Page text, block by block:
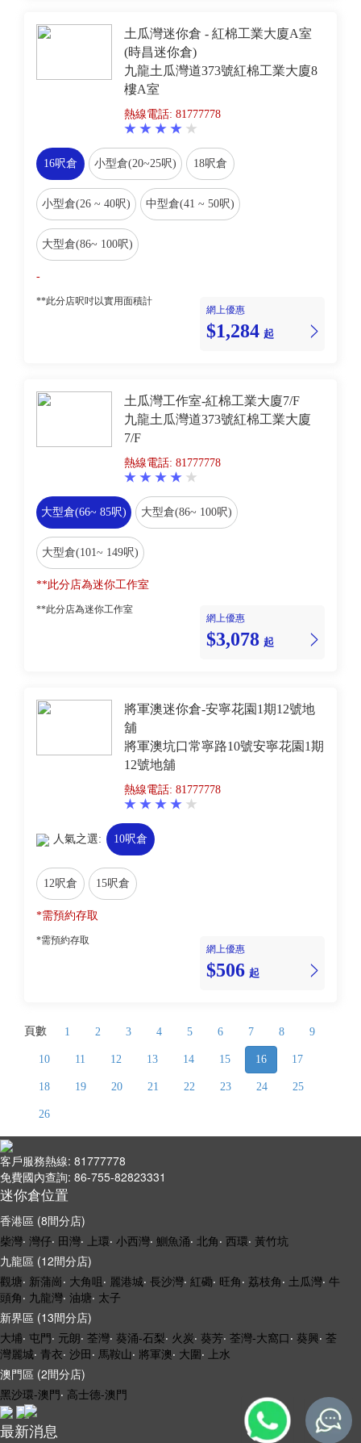
土瓜灣迷你倉 - 紅棉工業大廈A室
(時昌迷你倉)
九龍土瓜灣道373號紅棉工業大廈8
樓A室
熱線電話: 81777778
16呎倉 小型倉(20~25呎) 18呎倉
小型倉(26 ~ 40呎) 中型倉(41 ~ 50呎)
大型倉(86~ 100呎)
-
**此分店呎吋以實用面積計
網上優惠
$1,284 起
土瓜灣工作室-紅棉工業大廈7/F
九龍土瓜灣道373號紅棉工業大廈
7/F
熱線電話: 81777778
大型倉(66~ 85呎) 大型倉(86~ 100呎)
大型倉(101~ 149呎)
**此分店為迷你工作室
**此分店為迷你工作室
網上優惠
$3,078 起
將軍澳迷你倉-安寧花園1期12號地
舖
將軍澳坑口常寧路10號安寧花園1期
12號地舖
熱線電話: 81777778
人氣之選: 10呎倉
12呎倉 15呎倉
*需預約存取
*需預約存取
網上優惠
$506 起
頁數 1 2 3 4 5 6 7 8 9
10 11 12 13 14 15 16 17
18 19 20 21 22 23 24 25
26
客戶服務熱線: 81777778
免費國內查詢: 86-755-82823331
迷你倉位置
香港區 (8間分店)
柴灣‧ 灣仔‧ 田灣‧ 上環‧ 小西灣‧ 鰂魚涌‧ 北角‧ 西環‧ 黃竹坑
九龍區 (12間分店)
觀塘‧ 新蒲崗‧ 大角咀‧ 麗港城‧ 長沙灣‧ 紅磡‧ 旺角‧ 荔枝角‧ 土瓜灣‧ 牛
頭角‧ 九龍灣‧ 油塘‧ 太子
新界區 (13間分店)
大埔‧ 屯門‧ 元朗‧ 荃灣‧ 葵涌-石梨‧ 火炭‧ 葵芳‧ 荃灣-大窩口‧ 葵興‧ 荃
灣麗城‧ 青衣‧ 沙田‧ 馬鞍山‧ 將軍澳‧ 大圍‧ 上水
澳門區 (2間分店)
黑沙環-澳門‧ 高士德-澳門
最新消息